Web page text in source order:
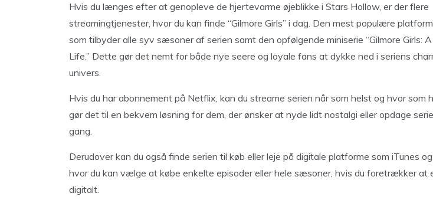
Hvis du længes efter at genopleve de hjertevarme øjeblikke i Stars Hollow, er der flere
streamingtjenester, hvor du kan finde “Gilmore Girls” i dag. Den mest populære
som tilbyder alle syv sæsoner af serien samt den opfølgende miniserie “Gilmore Girls:
Life.” Dette gør det nemt for både nye seere og loyale fans at dykke ned i seriens
univers.
Hvis du har abonnement på Netflix, kan du streame serien når som helst og hvor som
gør det til en bekvem løsning for dem, der ønsker at nyde lidt nostalgi eller opdage
gang.
Derudover kan du også finde serien til køb eller leje på digitale platforme som iTunes
hvor du kan vælge at købe enkelte episoder eller hele sæsoner, hvis du foretrækker at
digitalt.